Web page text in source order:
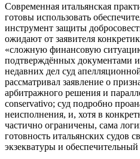
Современная итальянская
готовы использовать
инструмент защиты
ожидают от заявителя
«сложную финансовую
подтверждённых документами
недавних дел суд
рассматривал заявление о
арбитражного решения и
conservativo; суд подробно
неисполнения, и, хотя в
частично ограничены, сама
готовность итальянских судов
экзекватуры и